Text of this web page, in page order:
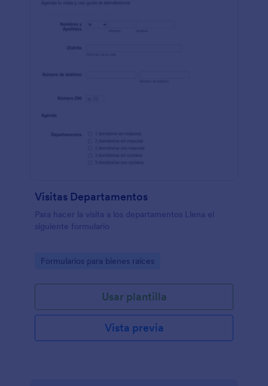
Visitas Departamentos
Para hacer la visita a los departamentos Llena el
siguiente formulario
Go to Category:
Formularios para bienes raíces
Usar plantilla
Vista previa